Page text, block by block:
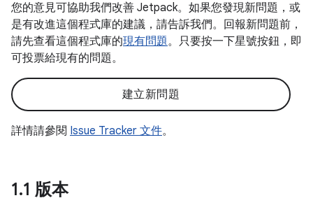
您的意見可協助我們改善 Jetpack。如果您發現新問題，或
是有改進這個程式庫的建議，請告訴我們。回報新問題前，
請先查看這個程式庫的現有問題。只要按一下星號按鈕，即
可投票給現有的問題。
建立新問題
詳情請參閱 Issue Tracker 文件。
1.1 版本